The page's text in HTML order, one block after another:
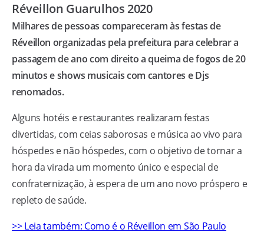
Réveillon Guarulhos 2020
Milhares de pessoas compareceram às festas de
Réveillon organizadas pela prefeitura para celebrar a
passagem de ano com direito a queima de fogos de 20
minutos e shows musicais com cantores e Djs
renomados.
Alguns hotéis e restaurantes realizaram festas
divertidas, com ceias saborosas e música ao vivo para
hóspedes e não hóspedes, com o objetivo de tornar a
hora da virada um momento único e especial de
confraternização, à espera de um ano novo próspero e
repleto de saúde.
>> Leia também: Como é o Réveillon em São Paulo